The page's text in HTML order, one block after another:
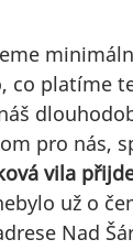
co platíme
pro nás,
vila
už o
Nad